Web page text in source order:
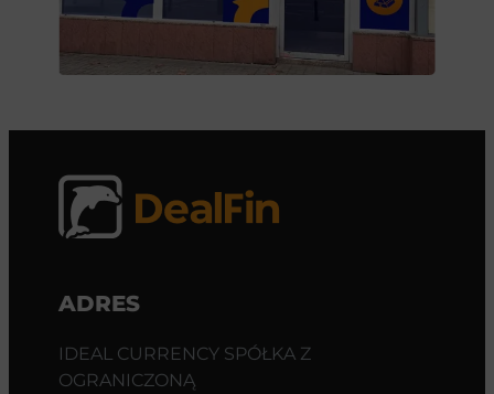
ADRES
IDEAL CURRENCY SPÓŁKA Z
OGRANICZONĄ